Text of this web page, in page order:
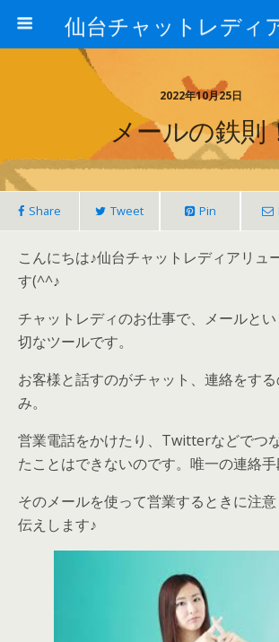
2022年10月25日
メールの鉄則
Share Tweet Pin
こんにちは♪仙台チャットレディアリュ
す(^^♪
チャットレディのお仕事で、メールと
切なツールです。
お客様と話すのがチャット、連絡をす
み。
営業電話をかけたり、Twitterなどでつ
たことはできないのです。唯一の連絡手
そのメールを使って営業するときに注
伝えします♪